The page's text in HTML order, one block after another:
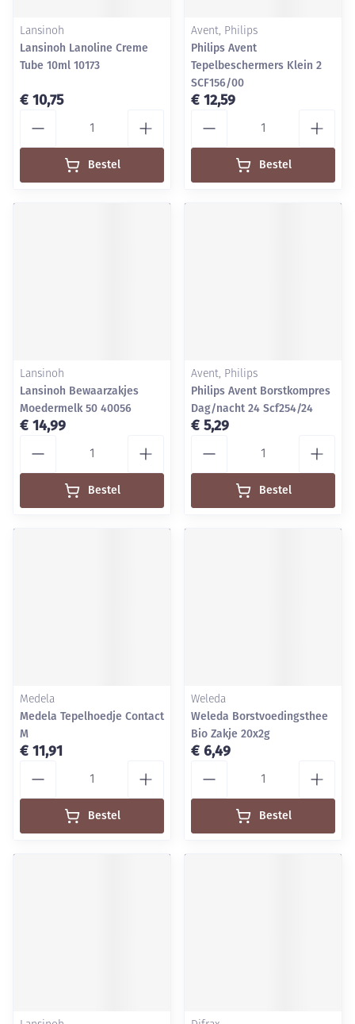
Lansinoh
Lansinoh Lanoline Creme
Tube 10ml 10173
€ 10,75
Bestel
Avent, Philips
Philips Avent
Tepelbeschermers Klein 2
SCF156/00
€ 12,59
Bestel
Lansinoh
Lansinoh Bewaarzakjes
Moedermelk 50 40056
€ 14,99
Bestel
Avent, Philips
Philips Avent Borstkompres
Dag/nacht 24 Scf254/24
€ 5,29
Bestel
Medela
Medela Tepelhoedje Contact
M
€ 11,91
Bestel
Weleda
Weleda Borstvoedingsthee
Bio Zakje 20x2g
€ 6,49
Bestel